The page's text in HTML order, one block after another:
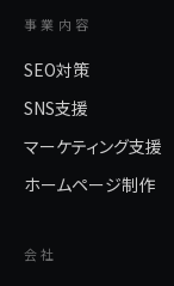
事業内容
SEO対策
SNS支援
マーケティング支援
ホームページ制作
会社